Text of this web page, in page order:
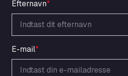
GmbH
Ardleigh South Services
Area 47 Hermanos Rico
Autovia A4 km 47, 28300
Efternavn*
E-mail*